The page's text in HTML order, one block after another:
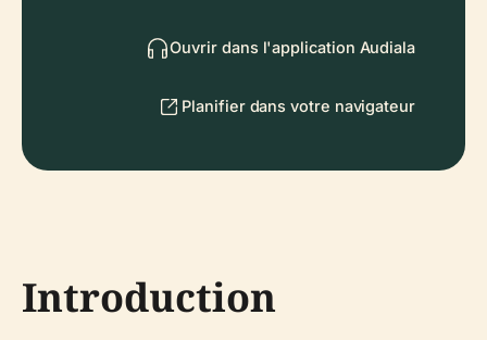
Ouvrir dans l'application Audiala
Planifier dans votre navigateur
Introduction